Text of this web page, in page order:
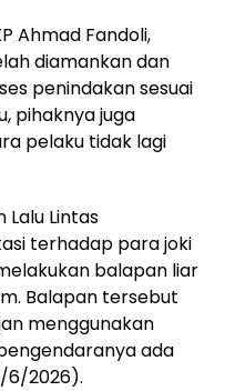
Ahmad Fandoli,
diamankan dan
penindakan sesuai
pihaknya juga
pelaku tidak lagi
Lalu Lintas
terhadap para joki
balapan liar
Balapan tersebut
menggunakan
ada
6/2026).